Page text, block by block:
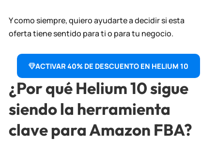
Y como siempre, quiero ayudarte a decidir si esta
oferta tiene sentido para ti o para tu negocio.
ACTIVAR 40% DE DESCUENTO EN HELIUM 10
¿Por qué Helium 10 sigue
siendo la herramienta
clave para Amazon FBA?